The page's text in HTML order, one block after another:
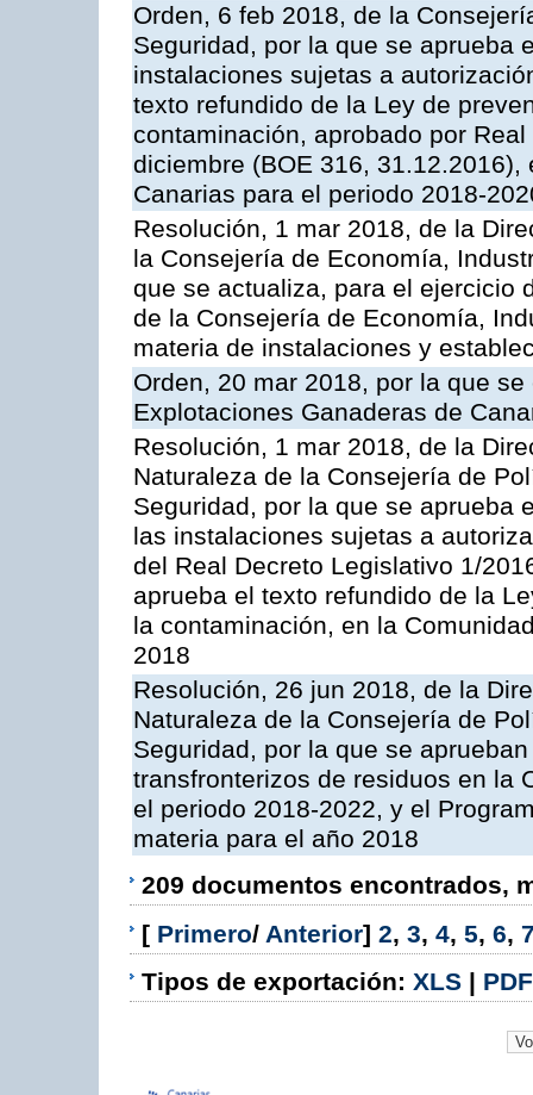
Orden, 6 feb 2018, de la
Seguridad, por la que se aprueba
instalaciones sujetas a
texto refundido de la Ley de
contaminación, aprobado por
diciembre (BOE 316,
Canarias para el periodo 2018-
Resolución, 1 mar 2018, de la
la Consejería de Economía,
que se actualiza, para el ejercicio
de la Consejería de Economía,
materia de instalaciones y
Orden, 20 mar 2018, por la que
Explotaciones Ganaderas de
Resolución, 1 mar 2018, de la
Naturaleza de la Consejería de
Seguridad, por la que se aprueba
las instalaciones sujetas a
del Real Decreto Legislativo 1/
aprueba el texto refundido de la
la contaminación, en la
2018
Resolución, 26 jun 2018, de la
Naturaleza de la Consejería de
Seguridad, por la que se
transfronterizos de residuos en la
el periodo 2018-2022, y el
materia para el año 2018
209 documentos encontrados,
[ Primero/ Anterior] 2, 3, 4, 5, 6,
Tipos de exportación: XLS | PDF